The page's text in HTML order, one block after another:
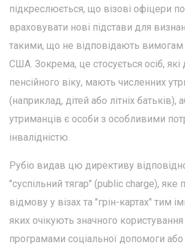
підкреслюється, що візові офіцери
враховувати нові підстави для
такими, що не відповідають вимогам
США. Зокрема, це стосується осіб, які
пенсійного віку, мають численних
(наприклад, дітей або літніх
утриманців є особи з особливими
інвалідністю.
Рубіо видав цю директиву
"суспільний тягар" (public charge), яке
відмову у візах та "грін-картах" тим
яких очікують значного
програмами соціальної допомоги